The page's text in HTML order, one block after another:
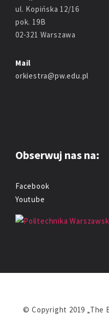
ul. Kopińska 12/16
pok. 19B
02-321 Warszawa
Mail
orkiestra@pw.edu.pl
Obserwuj nas na:
Facebook
Youtube
© Copyright 2019 „The